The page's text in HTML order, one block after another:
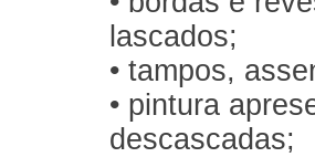
lascados;
• tampos,
• pintura
descascadas;